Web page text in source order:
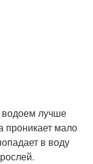
лучше
проникает мало
в воду